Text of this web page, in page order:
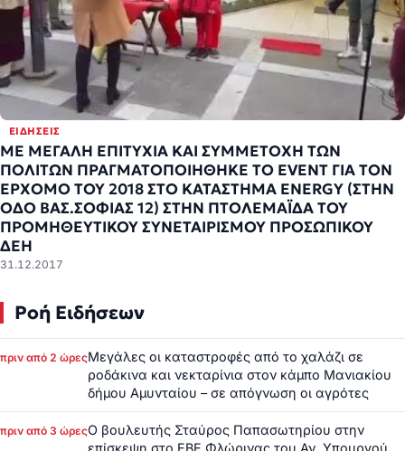
ΕΙΔΉΣΕΙΣ
ΜΕ ΜΕΓΑΛΗ ΕΠΙΤΥΧΙΑ ΚΑΙ ΣΥΜΜΕΤΟΧΗ ΤΩΝ
ΠΟΛΙΤΩΝ ΠΡΑΓΜΑΤΟΠΟΙΗΘHKE TO EVENT ΓΙΑ ΤΟΝ
ΕΡΧΟΜΟ ΤΟΥ 2018 ΣΤΟ ΚΑΤΑΣΤΗΜΑ ENERGY (ΣΤΗΝ
ΟΔΟ ΒΑΣ.ΣΟΦΙΑΣ 12) ΣΤΗΝ ΠΤΟΛΕΜΑΪΔΑ ΤΟΥ
ΠΡΟΜΗΘΕΥΤΙΚΟΥ ΣΥΝΕΤΑΙΡΙΣΜΟΥ ΠΡΟΣΩΠΙΚΟΥ
ΔΕΗ
31.12.2017
Ροή Ειδήσεων
πριν από 2 ώρεςΜεγάλες οι καταστροφές από το χαλάζι σε
ροδάκινα και νεκταρίνια στον κάμπο Μανιακίου
δήμου Αμυνταίου – σε απόγνωση οι αγρότες
πριν από 3 ώρεςΟ βουλευτής Σταύρος Παπασωτηρίου στην